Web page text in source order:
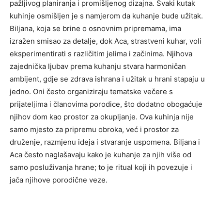
pažljivog planiranja i promišljenog dizajna. Svaki kutak
kuhinje osmišljen je s namjerom da kuhanje bude užitak.
Biljana, koja se brine o osnovnim pripremama, ima
izražen smisao za detalje, dok Aca, strastveni kuhar, voli
eksperimentirati s različitim jelima i začinima. Njihova
zajednička ljubav prema kuhanju stvara harmoničan
ambijent, gdje se zdrava ishrana i užitak u hrani stapaju u
jedno. Oni često organiziraju tematske večere s
prijateljima i članovima porodice, što dodatno obogaćuje
njihov dom kao prostor za okupljanje. Ova kuhinja nije
samo mjesto za pripremu obroka, već i prostor za
druženje, razmjenu ideja i stvaranje uspomena. Biljana i
Aca često naglašavaju kako je kuhanje za njih više od
samo posluživanja hrane; to je ritual koji ih povezuje i
jača njihove porodične veze.